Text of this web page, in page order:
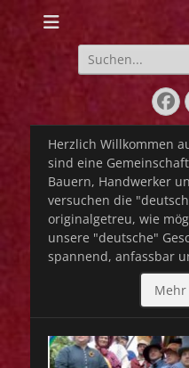
Suchen
nach:
Herzlich Willkommen
sind eine
Bauern, Handwerker
versuchen die
originalgetreu, wie
unsere "deutsche"
spannend, anfassbar